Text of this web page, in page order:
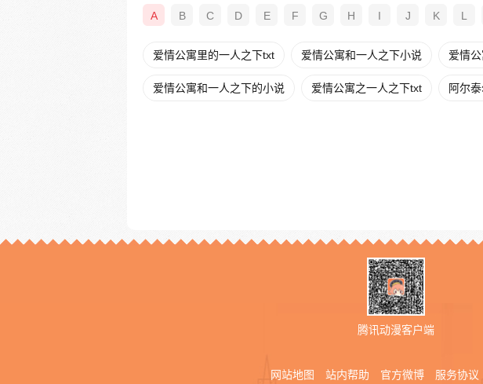
A B C D E F G H I J K L
爱情公寓里的一人之下txt 爱情公寓和一人之下小说 爱情
爱情公寓和一人之下的小说 爱情公寓之一人之下txt 阿尔
腾讯动漫客户端
网站地图 站内帮助 官方微博 服务协议